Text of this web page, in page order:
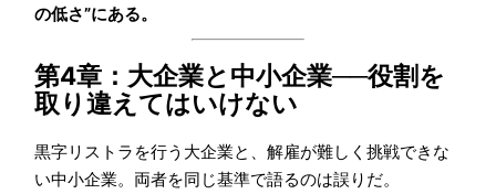
の低さ”にある。
第4章：大企業と中小企業──役割を
取り違えてはいけない
黒字リストラを行う大企業と、解雇が難しく挑戦できな
い中小企業。両者を同じ基準で語るのは誤りだ。